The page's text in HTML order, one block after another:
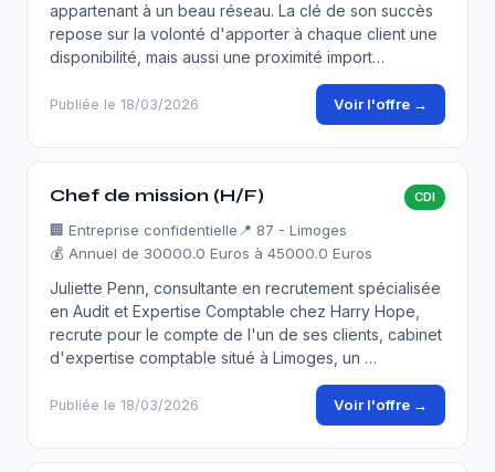
appartenant à un beau réseau. La clé de son succès
repose sur la volonté d'apporter à chaque client une
disponibilité, mais aussi une proximité import…
Publiée le 18/03/2026 Voir l'offre →
Chef de mission (H/F) CDI
🏢 Entreprise confidentielle 📍 87 - Limoges
💰 Annuel de 30000.0 Euros à 45000.0 Euros
Juliette Penn, consultante en recrutement spécialisée
en Audit et Expertise Comptable chez Harry Hope,
recrute pour le compte de l'un de ses clients, cabinet
d'expertise comptable situé à Limoges, un …
Publiée le 18/03/2026 Voir l'offre →